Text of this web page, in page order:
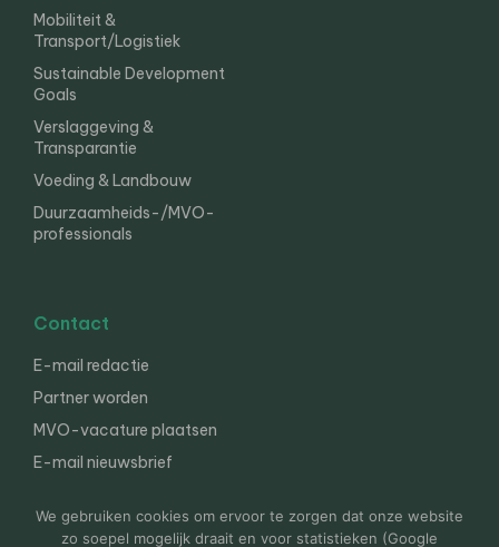
Mobiliteit &
Transport/Logistiek
Sustainable Development
Goals
Verslaggeving &
Transparantie
Voeding & Landbouw
Duurzaamheids-/MVO-
professionals
Contact
E-mail redactie
Partner worden
MVO-vacature plaatsen
E-mail nieuwsbrief
We gebruiken cookies om ervoor te zorgen dat onze website
zo soepel mogelijk draait en voor statistieken (Google